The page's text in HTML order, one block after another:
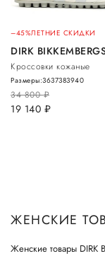
–45%ЛЕТНИЕ СКИДКИ
DIRK
Кроссовки кожаные
34 800руб.
19 140 руб.
Размеры:3637383940
ЖЕНСКИЕ
Женские товары DIRK